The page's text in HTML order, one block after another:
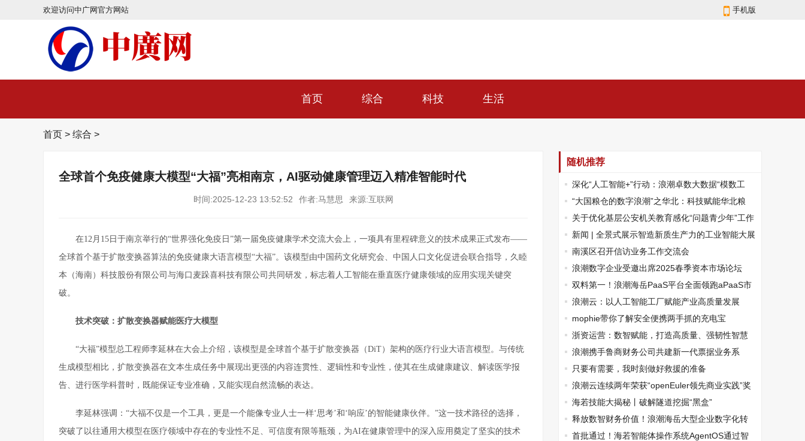
欢迎访问中广网官方网站 手机版
首页 综合 科技 生活
首页 > 综合 >
全球首个免疫健康大模型“大福”亮相南京，AI驱动健康管理迈入精准智能时代
时间:2025-12-23 13:52:52 作者:马慧思 来源:互联网
在12月15日于南京举行的“世界强化免疫日”第一届免疫健康学术交流大会上，一项具有里程碑意义的技术成果正式发布——
全球首个基于扩散变换器算法的免疫健康大语言模型“大福”。该模型由中国药文化研究会、中国人口文化促进会联合指导，久睦
本（海南）科技股份有限公司与海口麦跺喜科技有限公司共同研发，标志着人工智能在垂直医疗健康领域的应用实现关键突
破。
技术突破：扩散变换器赋能医疗大模型
“大福”模型总工程师李延林在大会上介绍，该模型是全球首个基于扩散变换器（DiT）架构的医疗行业大语言模型。与传统
生成模型相比，扩散变换器在文本生成任务中展现出更强的内容连贯性、逻辑性和专业性，使其在生成健康建议、解读医学报
告、进行医学科普时，既能保证专业准确，又能实现自然流畅的表达。
李延林强调：“大福不仅是一个工具，更是一个能像专业人士一样‘思考’和‘响应’的智能健康伙伴。”这一技术路径的选择，
突破了以往通用大模型在医疗领域中存在的专业性不足、可信度有限等瓶颈，为AI在健康管理中的深入应用奠定了坚实的技术
随机推荐
深化“人工智能+”行动：浪潮卓数大数据“模数工
坊”重装升级，激活数据要素新动能
“大国粮仓的数字浪潮”之华北：科技赋能华北粮
仓，铸造粮食安全“数字长城”
关于优化基层公安机关教育感化“问题青少年”工作
的路径探索
新闻 | 全景式展示智造新质生产力的工业智能大展
6月在北京举办
南溪区召开信访业务工作交流会
浪潮数字企业受邀出席2025春季资本市场论坛
双料第一！浪潮海岳PaaS平台全面领跑aPaaS市
场浪潮云：以人工智能工厂赋能产业高质量发展
mophie带你了解安全便携两手抓的充电宝
浙资运营：数智赋能，打造高质量、强韧性智慧
国资运营标杆
浪潮携手鲁商财务公司共建新一代票据业务系
统，打造一流财务管理体系
只要有需要，我时刻做好救援的准备
浪潮云连续两年荣获“openEuler领先商业实践”奖
项海若技能大揭秘丨破解隧道挖掘“黑盒”
释放数智财务价值！浪潮海岳大型企业数字化转
型高峰论坛在广州召开
首批通过！海若智能体操作系统AgentOS通过智